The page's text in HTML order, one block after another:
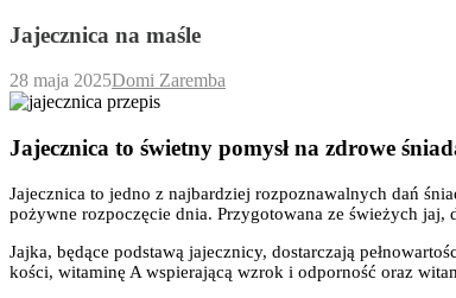
Jajecznica na maśle
28 maja 2025Domi Zaremba
Jajecznica to świetny pomysł na zdrowe
Jajecznica to jedno z najbardziej rozpoznawalnych dań
pożywne rozpoczęcie dnia. Przygotowana ze świeżych
Jajka, będące podstawą jajecznicy, dostarczają
kości, witaminę A wspierającą wzrok i odporność oraz